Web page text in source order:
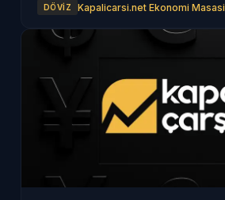
DÖVIZ Kapalicarsi.net Ekonomi Masasi